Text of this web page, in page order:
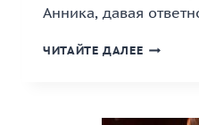
Анника, давая
ЧИТАЙТЕ ДАЛЕЕ «ДЕМОН
ЭПИЗОД